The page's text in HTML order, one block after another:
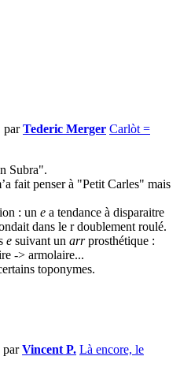
parTederic Merger Carlòt =
Subra".
fait penser à "Petit Carles" mais
: un e a tendance à disparaitre
dans le r doublement roulé.
e suivant un arrprosthétique :
-> armolaire...
toponymes.
parVincent P. Là encore, le